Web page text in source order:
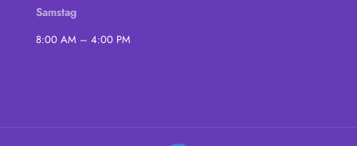
Samstag
8:00 AM – 4:00 PM